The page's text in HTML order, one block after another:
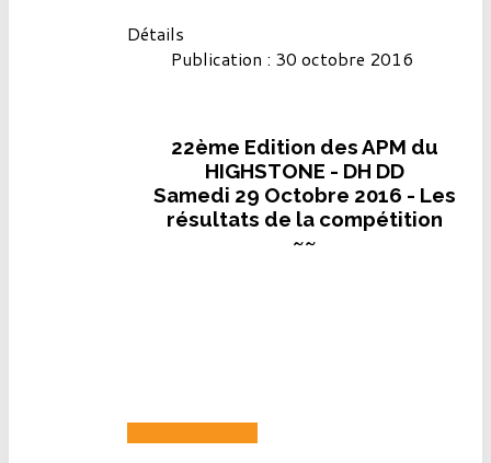
Détails
Publication : 30 octobre 2016
22ème Edition des APM du
HIGHSTONE - DH DD
Samedi 29 Octobre 2016 - Les
résultats de la compétition
~~